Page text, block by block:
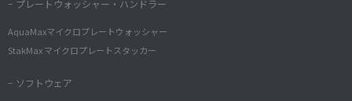
− プレートウォッシャー・ハンドラー
AquaMaxマイクロプレートウォッシャー
StakMax マイクロプレートスタッカー
− ソフトウェア